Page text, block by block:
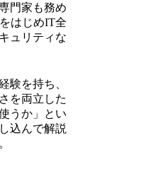
門家も務め
はじめIT全
ュリティな
験を持ち、
を両立した
うか」とい
込んで解説